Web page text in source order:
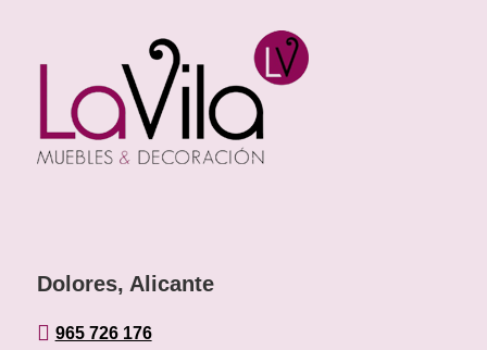
Dolores, Alicante
 965 726 176